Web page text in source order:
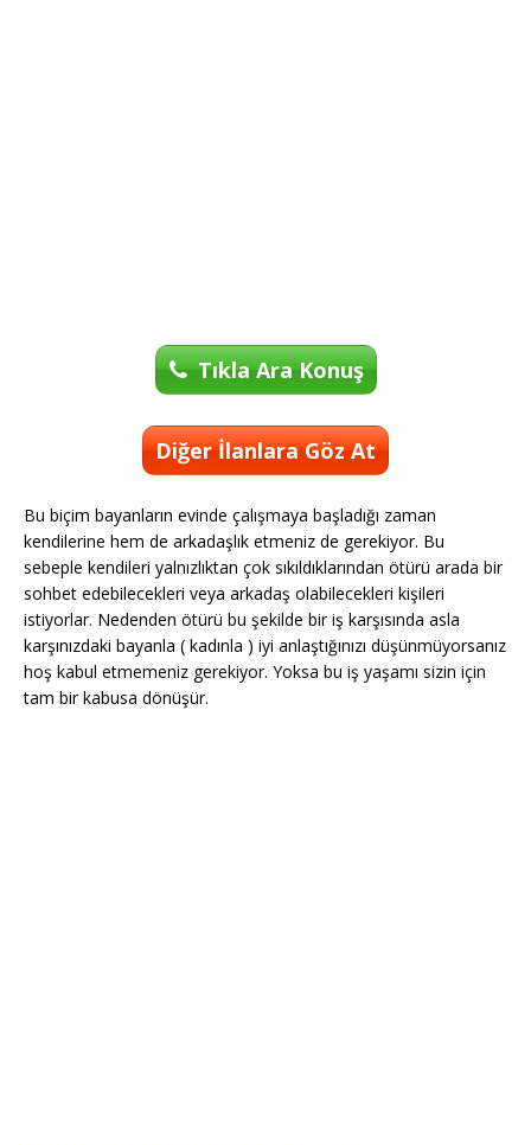
Tıkla Ara Konuş
Diğer İlanlara Göz At
Bu biçim bayanların evinde çalışmaya başladığı zaman
kendilerine hem de arkadaşlık etmeniz de gerekiyor. Bu
sebeple kendileri yalnızlıktan çok sıkıldıklarından ötürü arada bir
sohbet edebilecekleri veya arkadaş olabilecekleri kişileri
istiyorlar. Nedenden ötürü bu şekilde bir iş karşısında asla
karşınızdaki bayanla ( kadınla ) iyi anlaştığınızı düşünmüyorsanız
hoş kabul etmemeniz gerekiyor. Yoksa bu iş yaşamı sizin için
tam bir kabusa dönüşür.